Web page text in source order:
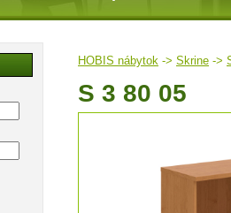
HOBIS nábytok -> Skrine ->
S 3 80 05